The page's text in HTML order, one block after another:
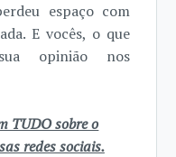
espaço com
E vocês, o que
opinião nos
TUDO sobre o
redes sociais.